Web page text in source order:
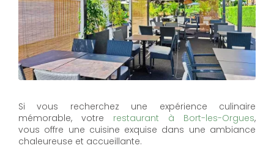
Si vous recherchez une expérience culinaire
mémorable, votre restaurant à Bort-les-Orgues,
vous offre une cuisine exquise dans une ambiance
chaleureuse et accueillante.